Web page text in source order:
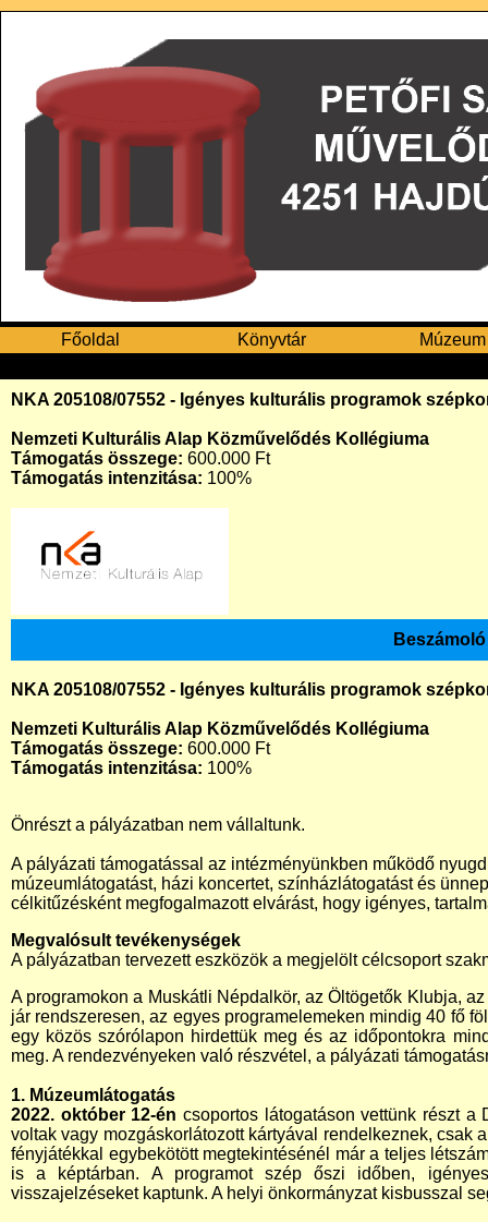
Főoldal Könyvtár Múzeum
NKA 205108/07552 - Igényes kulturális programok
Nemzeti Kulturális Alap Közművelődés Kollégiuma
Támogatás összege: 600.000 Ft
Támogatás intenzitása: 100%
NKA 205108/07552 - Igényes kulturális programok
Nemzeti Kulturális Alap Közművelődés Kollégiuma
Támogatás összege: 600.000 Ft
Támogatás intenzitása: 100%
Önrészt a pályázatban nem vállaltunk.
A pályázati támogatással az intézményünkben működő
múzeumlátogatást, házi koncertet, színházlátogatást és
célkitűzésként megfogalmazott elvárást, hogy igényes,
Megvalósult tevékenységek
A pályázatban tervezett eszközök a megjelölt célcsoport
A programokon a Muskátli Népdalkör, az Öltögetők Klubja,
jár rendszeresen, az egyes programelemeken mindig 40 fő
egy közös szórólapon hirdettük meg és az időpontokra
meg. A rendezvényeken való részvétel, a pályázati
1. Múzeumlátogatás
2022. október 12-én csoportos látogatáson vettünk részt
voltak vagy mozgáskorlátozott kártyával rendelkeznek, csak
fényjátékkal egybekötött megtekintésénél már a teljes
is a képtárban. A programot szép őszi időben,
visszajelzéseket kaptunk. A helyi önkormányzat kisbusszal